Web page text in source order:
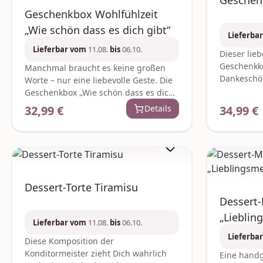
Geschenkbox Wohlfühlzeit
„Wie schön dass es dich gibt“
Lieferbar vom 11.08. bis06.10.
Manchmal braucht es keine großen
Worte – nur eine liebevolle Geste. Die
Geschenkbox „Wie schön dass es dich
gibt“ ist eine herzliche
Aufmerksamkeit um einem
besonderen Menschen einfach mal
Wellnessdusche mit weichem
Wohlfühlmomenten ein während ein
wird das Geschenk durch eine
liebevoll gestaltete Tasse mit der
Aufschrift „Wie schön dass es dich
Regulärer Preis:
32,99 € Details
Dieser
den
Mann“ –
oder
geliefert.
34,99 €
Dessert-Torte Tiramisu
Lieferbar vom 11.08. bis06.10.
Diese Komposition der
Konditormeister zieht Dich wahrlich
Eine